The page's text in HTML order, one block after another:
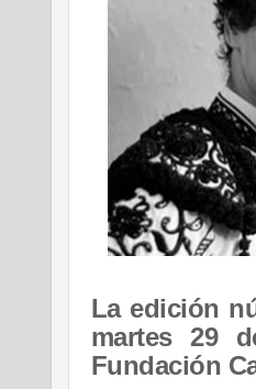
La edición
martes 29
Fundación